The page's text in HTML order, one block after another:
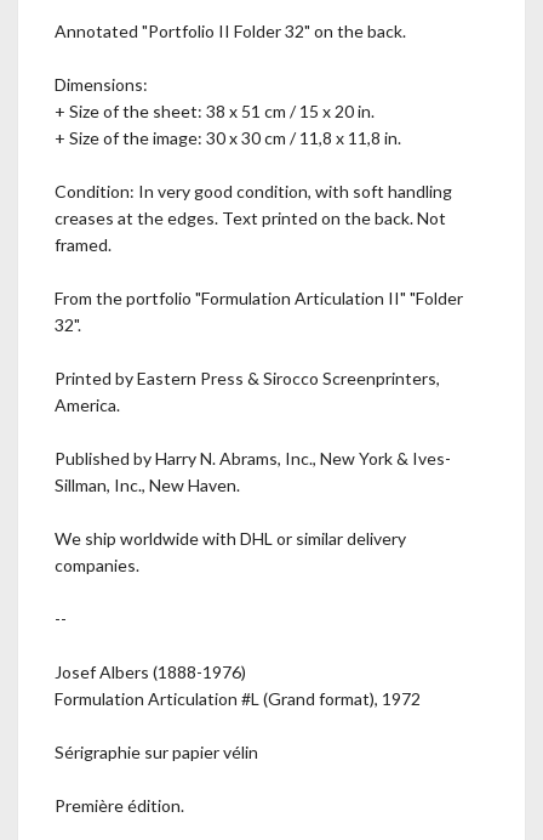
Annotated "Portfolio II Folder 32" on the back.
Dimensions:
+ Size of the sheet: 38 x 51 cm / 15 x 20 in.
+ Size of the image: 30 x 30 cm / 11,8 x 11,8 in.
Condition: In very good condition, with soft handling
creases at the edges. Text printed on the back. Not
framed.
From the portfolio "Formulation Articulation II" "Folder
32".
Printed by Eastern Press & Sirocco Screenprinters,
America.
Published by Harry N. Abrams, Inc., New York & Ives-
Sillman, Inc., New Haven.
We ship worldwide with DHL or similar delivery
companies.
--
Josef Albers (1888-1976)
Formulation Articulation #L (Grand format), 1972
Sérigraphie sur papier vélin
Première édition.